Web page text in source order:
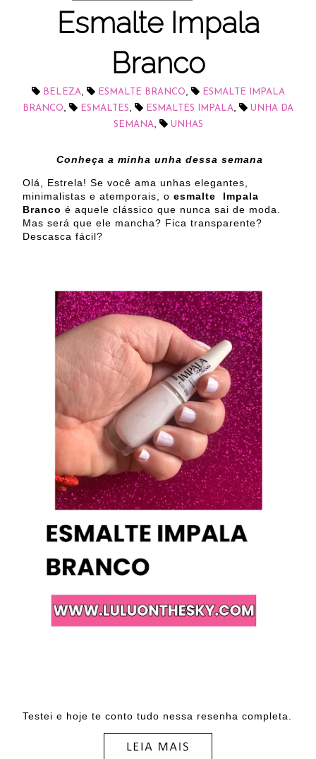
Esmalte Impala
Branco
BELEZA, ESMALTE BRANCO,
ESMALTE IMPALA
BRANCO, ESMALTES, ESMALTES IMPALA,
UNHA DA
SEMANA, UNHAS
Conheça a minha unha dessa semana
Olá, Estrela! Se você ama unhas elegantes,
minimalistas e atemporais, o esmalte Impala
Branco é aquele clássico que nunca sai de moda.
Mas será que ele mancha? Fica transparente?
Descasca fácil?
Testei e hoje te conto tudo nessa resenha completa.